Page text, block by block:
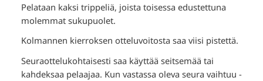
Pelataan kaksi trippeliä, joista toisessa edustettuna
molemmat sukupuolet.
Kolmannen kierroksen otteluvoitosta saa viisi pistettä.
Seuraottelukohtaisesti saa käyttää seitsemää tai
kahdeksaa pelaajaa. Kun vastassa oleva seura vaihtuu -